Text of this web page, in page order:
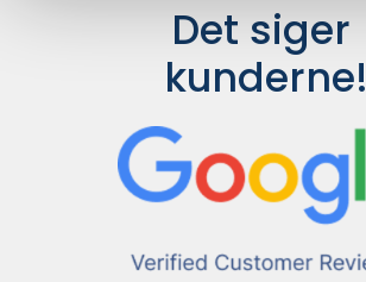
Det siger
kunderne!